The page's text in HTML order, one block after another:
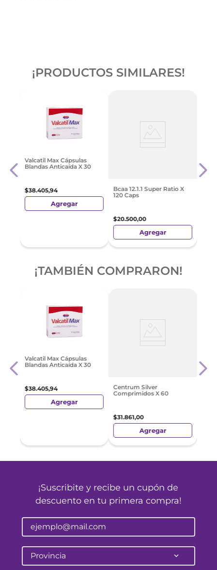
¡PRODUCTOS SIMILARES!
Valcatil Max Cápsulas
Blandas Anticaída X 30
$38.405,94
Agregar
Bcaa 12.1.1 Super Ratio X
120 Caps
$20.500,00
Agregar
¡TAMBIÉN COMPRARON!
Valcatil Max Cápsulas
Blandas Anticaída X 30
$38.405,94
Agregar
Centrum Silver
Comprimidos X 60
$31.861,00
Agregar
¡Suscribite y recibe un cupón de
descuento en tu primera compra!
Provincia